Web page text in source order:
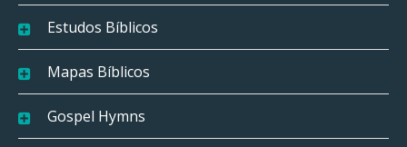
Estudos Bíblicos
Mapas Bíblicos
Gospel Hymns